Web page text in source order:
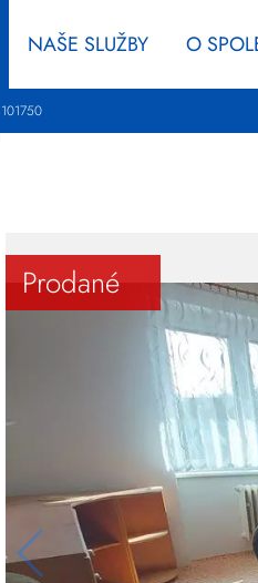
NAŠE SLUŽBY O
Prodané